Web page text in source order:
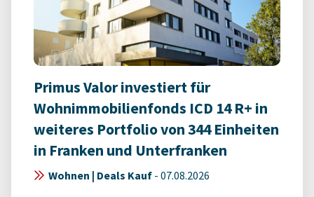
Primus Valor investiert für
Wohnimmobilienfonds ICD 14 R+ in
weiteres Portfolio von 344 Einheiten
in Franken und Unterfranken
Wohnen | Deals Kauf - 07.08.2026